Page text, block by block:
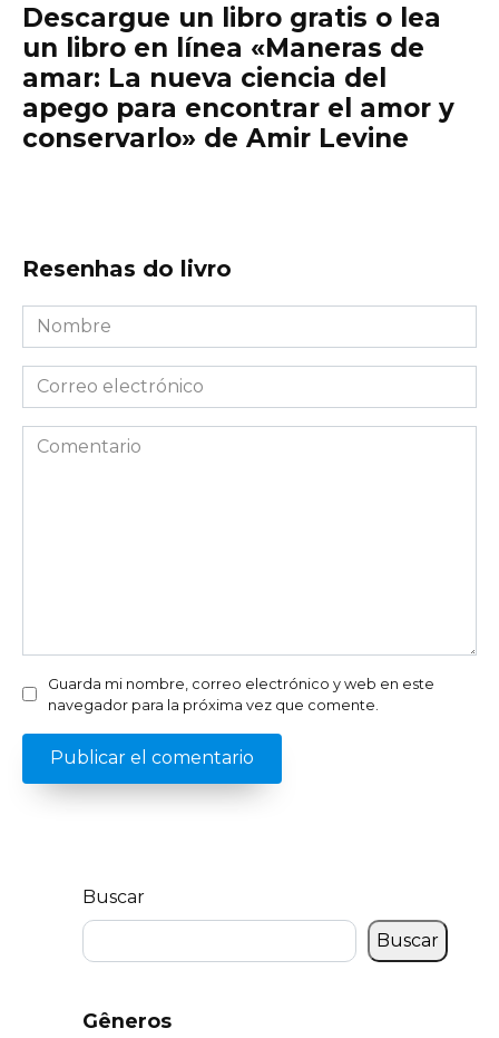
Descargue un libro gratis o lea
un libro en línea «Maneras de
amar: La nueva ciencia del
apego para encontrar el amor y
conservarlo» de Amir Levine
Resenhas do livro
Nombre
*
Correo
electrónico
*Comentario
Guarda mi nombre, correo electrónico y web en este
navegador para la próxima vez que comente.
Buscar
Buscar
Gêneros